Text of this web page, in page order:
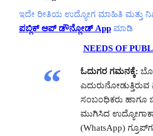
ಇದೇ ರೀತಿಯ ಉದ್ಯೋಗ ಮಾಹಿತಿ ಮತ್ತು
ಪಬ್ಲಿಕ್ ಆಪ್ ಡೌನ್ಲೋಡ್ App ಮಾಡಿ
NEEDS OF
ಓದುಗರ ಗಮನಕ್ಕೆ:
ಎದುರುನೋಡುತ್ತಿರುವ
ಸಂಬಂಧಿಕರು
ಮುಗಿಸಿದ
(WhatsApp)